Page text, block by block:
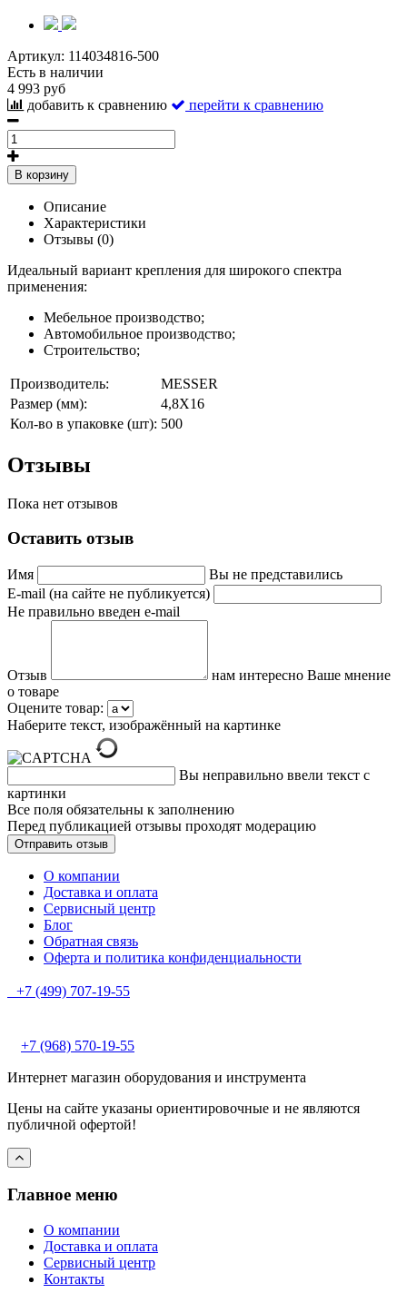
Артикул: 114034816-500
Есть в наличии
4 993 руб
добавить к сравнению
перейти к сравнению
В корзину
Описание
Характеристики
Отзывы (0)
Идеальный вариант крепления для широкого спектра
применения:
Мебельное производство;
Автомобильное производство;
Строительство;
Производитель:
MESSER
Размер (мм):
4,8X16
Кол-во в упаковке (шт): 500
Отзывы
Пока нет отзывов
Оставить отзыв
Имя
Вы не представились
E-mail (на сайте не публикуется)
Не правильно введен e-mail
Отзыв
нам интересно Ваше мнение
о товаре
Оцените товар:
Наберите текст, изображённый на картинке
Вы неправильно ввели текст с
картинки
Все поля обязательны к заполнению
Перед публикацией отзывы проходят модерацию
О компании
Доставка и оплата
Сервисный центр
Блог
Обратная связь
Оферта и политика конфиденциальности
+7 (499) 707-19-55
+7 (968) 570-19-55
Интернет магазин оборудования и инструмента
Цены на сайте указаны ориентировочные и не являются
публичной офертой!
Главное меню
О компании
Доставка и оплата
Сервисный центр
Контакты